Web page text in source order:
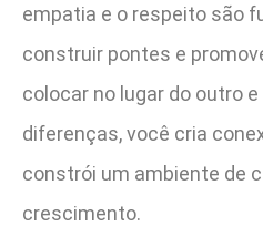
empatia e o respeito são
construir pontes e
colocar no lugar do outro
diferenças, você cria
constrói um ambiente de
crescimento.